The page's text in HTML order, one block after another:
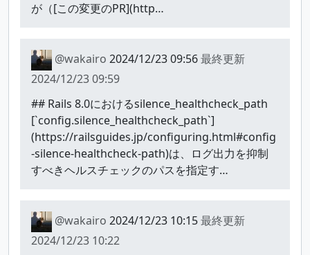
が（[この変更のPR](http…
@wakairo 2024/12/23 09:56最終更新
2024/12/23 09:59
## Rails 8.0におけるsilence_healthcheck_path
[`config.silence_healthcheck_path`]
(https://railsguides.jp/configuring.html#config
-silence-healthcheck-path)は、ログ出力を抑制
すべきヘルスチェックのパスを指定す…
@wakairo 2024/12/23 10:15最終更新
2024/12/23 10:22